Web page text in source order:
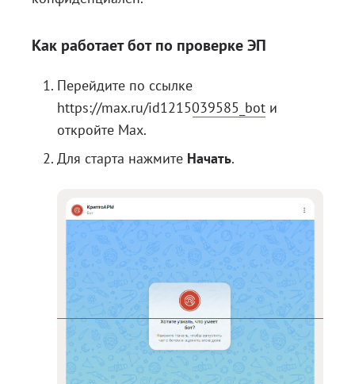
Как работает бот по проверке ЭП
Перейдите по ссылке
https://max.ru/id1215039585_bot и
откройте Max.
Для старта нажмите Начать.